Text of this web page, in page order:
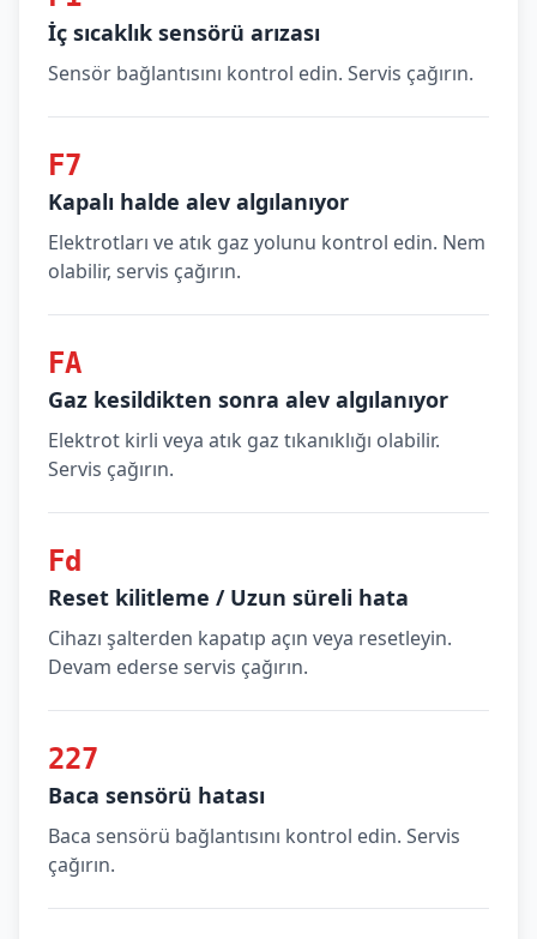
İç sıcaklık sensörü arızası
Sensör bağlantısını kontrol edin. Servis çağırın.
F7
Kapalı halde alev algılanıyor
Elektrotları ve atık gaz yolunu kontrol edin. Nem
olabilir, servis çağırın.
FA
Gaz kesildikten sonra alev algılanıyor
Elektrot kirli veya atık gaz tıkanıklığı olabilir.
Servis çağırın.
Fd
Reset kilitleme / Uzun süreli hata
Cihazı şalterden kapatıp açın veya resetleyin.
Devam ederse servis çağırın.
227
Baca sensörü hatası
Baca sensörü bağlantısını kontrol edin. Servis
çağırın.